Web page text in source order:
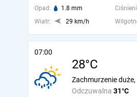
Opad: 1.8 mm
Wiatr:
29 km/h
07:00
28°C
Odczuwalna 31°C
Zachmurzenie